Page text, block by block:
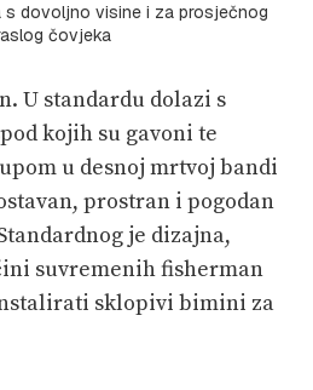
s dovoljno visine i za prosječnog
čovjeka
U standardu dolazi s
kojih su gavoni te
u desnoj mrtvoj bandi
prostran i pogodan
je dizajna,
suvremenih fisherman
sklopivi bimini za